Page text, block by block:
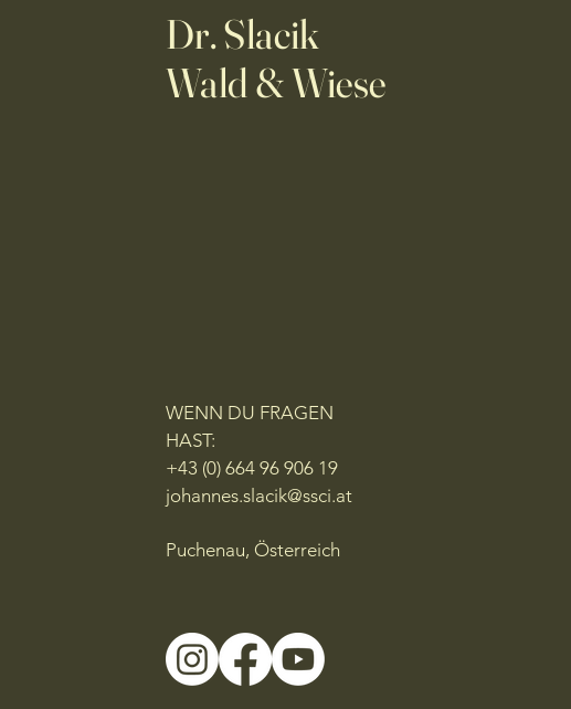
Dr. Slacik
Wald & Wiese
WENN DU FRAGEN
HAST:
+43 (0) 664 96 906 19
johannes.slacik@ssci.at
Puchenau, Österreich